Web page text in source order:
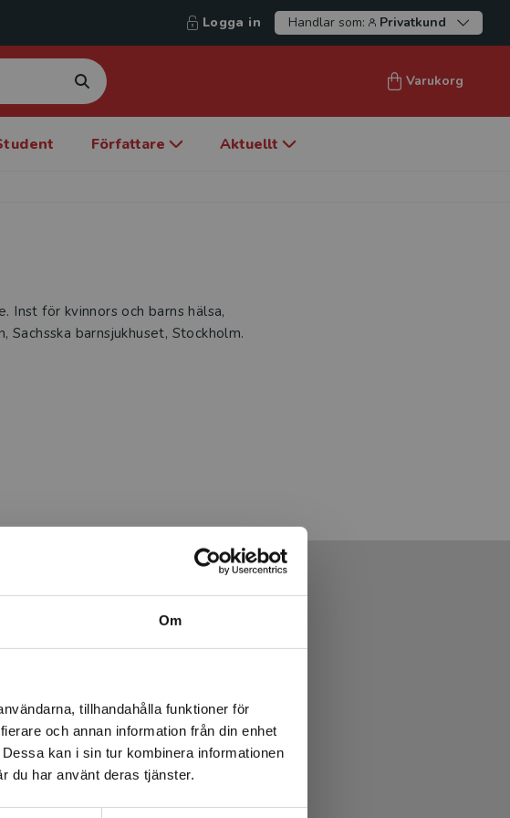
Om
tillhandahålla funktioner för
och annan information från din enhet
kan i sin tur kombinera informationen
du har använt deras tjänster.
via en
utanför
Logga in Handlar som: Privatkund
Varukorg
Författare Aktuellt
Inst för kvinnors och barns hälsa,
barnsjukhuset, Stockholm.